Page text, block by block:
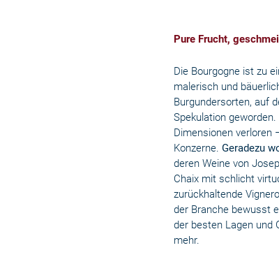
Pure Frucht,
Die Bourgogne ist zu
malerisch und
Burgundersorten, auf
Spekulation
Dimensionen verloren
Konzerne.Geradezu
deren Weine von
Chaix mit schlicht
zurückhaltende
der Branche bewusst
der besten Lagen und
mehr.